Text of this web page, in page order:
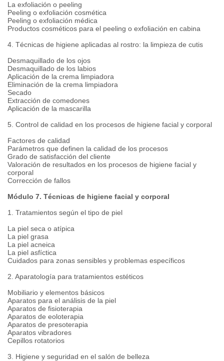
La exfoliación o peeling
Peeling o exfoliación cosmética
Peeling o exfoliación médica
Productos cosméticos para el peeling o exfoliación en cabina
4. Técnicas de higiene aplicadas al rostro: la limpieza de cutis
Desmaquillado de los ojos
Desmaquillado de los labios
Aplicación de la crema limpiadora
Eliminación de la crema limpiadora
Secado
Extracción de comedones
Aplicación de la mascarilla
5. Control de calidad en los procesos de higiene facial y corporal
Factores de calidad
Parámetros que definen la calidad de los procesos
Grado de satisfacción del cliente
Valoración de resultados en los procesos de higiene facial y
corporal
Corrección de fallos
Módulo 7. Técnicas de higiene facial y corporal
1. Tratamientos según el tipo de piel
La piel seca o atípica
La piel grasa
La piel acneica
La piel asfíctica
Cuidados para zonas sensibles y problemas específicos
2. Aparatología para tratamientos estéticos
Mobiliario y elementos básicos
Aparatos para el análisis de la piel
Aparatos de fisioterapia
Aparatos de eoloterapia
Aparatos de presoterapia
Aparatos vibradores
Cepillos rotatorios
3. Higiene y seguridad en el salón de belleza